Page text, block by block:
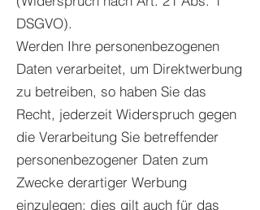
DSGVO).
Werden Ihre personenbezogenen
Daten verarbeitet, um Direktwerbung
zu betreiben, so haben Sie das
Recht, jederzeit Widerspruch gegen
die Verarbeitung Sie betreffender
personenbezogener Daten zum
Zwecke derartiger Werbung
einzulegen; dies gilt auch für das